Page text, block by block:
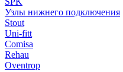
Узлы нижнего подключения
Stout
Uni-fitt
Comisa
Rehau
Oventrop